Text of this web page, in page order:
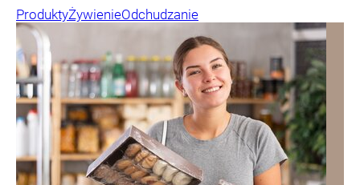
ProduktyŻywienieOdchudzanie